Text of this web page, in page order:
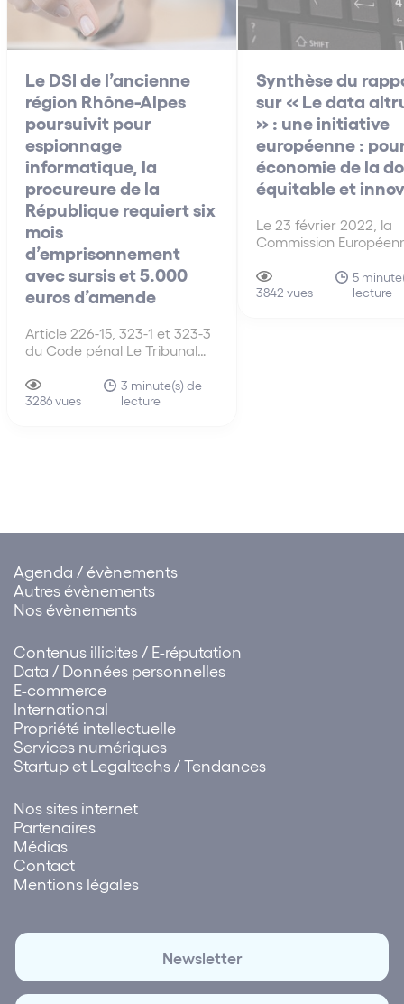
Le DSI de l’ancienne
région Rhône-Alpes
poursuivit pour
espionnage
informatique, la
procureure de la
République requiert six
mois
d’emprisonnement
avec sursis et 5.000
euros d’amende
Article 226-15, 323-1 et 323-3
du Code pénal Le Tribunal
entendu le vendredi 20 mai
2022 le Directeur des
3286 vues
3 minute(s) de
lecture
Synthèse du
sur « Le data
» : une initiative
européenne :
économie de la
équitable et
Le 23 février 2022, la
Commission
législative sur
des données, le Data
3842 vues
5
lecture
Agenda / évènements
Autres évènements
Nos évènements
Contenus illicites / E-réputation
Data / Données personnelles
E-commerce
International
Propriété intellectuelle
Services numériques
Startup et Legaltechs / Tendances
Nos sites internet
Partenaires
Médias
Contact
Mentions légales
Newsletter